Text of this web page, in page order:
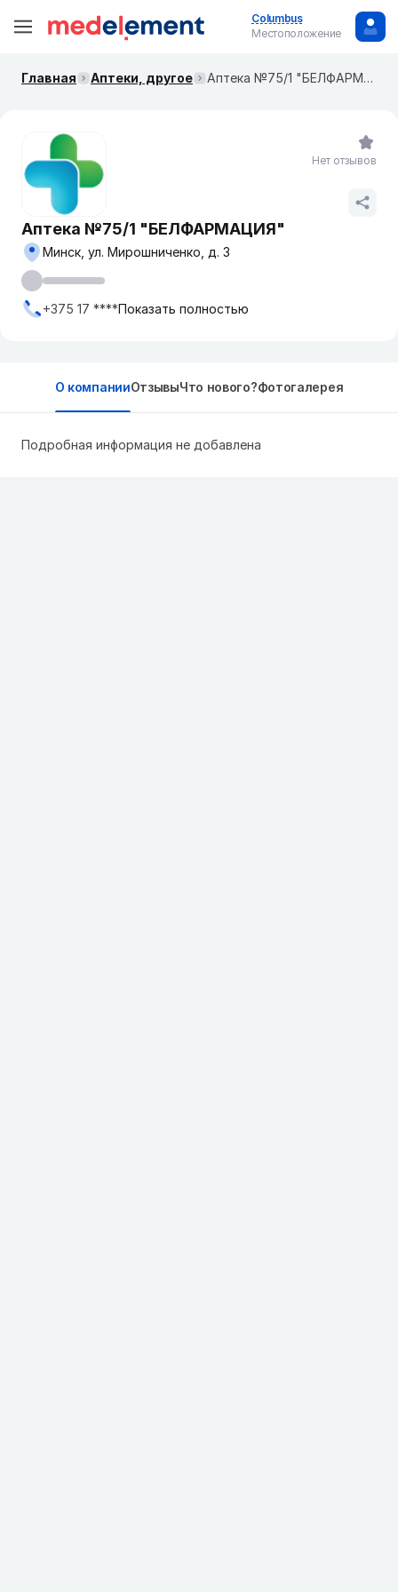
Columbus
Местоположение
Главная Аптеки, другое Аптека №75/1 "БЕЛФАРМАЦИЯ"
Аптека №75/1 "БЕЛФАРМАЦИЯ"
Минск, ул. Мирошниченко, д. 3
+375 17 ****Показать полностью
Нет отзывов
О компанииОтзывыЧто нового?Фотогалерея
Подробная информация не добавлена